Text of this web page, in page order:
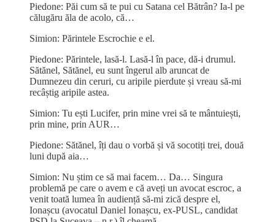
Piedone: Păi cum să te pui cu Satana cel Bătrân? Ia-l pe
călugăru ăla de acolo, că…
Simion: Părintele Escrochie e el.
Piedone: Părintele, lasă-l. Lasă-l în pace, dă-i drumul.
Sătănel, Sătănel, eu sunt îngerul alb aruncat de
Dumnezeu din ceruri, cu aripile pierdute și vreau să-mi
recâștig aripile astea.
Simion: Tu ești Lucifer, prin mine vrei să te mântuiești,
prin mine, prin AUR…
Piedone: Sătănel, îți dau o vorbă și vă socotiți trei, două
luni după aia…
Simion: Nu știm ce să mai facem… Da… Singura
problemă pe care o avem e că aveți un avocat escroc, a
venit toată lumea în audiență să-mi zică despre el,
Ionașcu (avocatul Daniel Ionașcu, ex-PUSL, candidat